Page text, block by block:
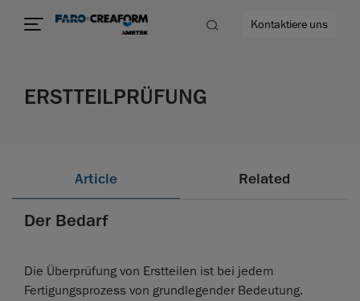
Kontaktiere uns
ERSTTEILPRÜFUNG
Article Related
Der Bedarf
Die Überprüfung von Erstteilen ist bei jedem
Fertigungsprozess von grundlegender Bedeutung.